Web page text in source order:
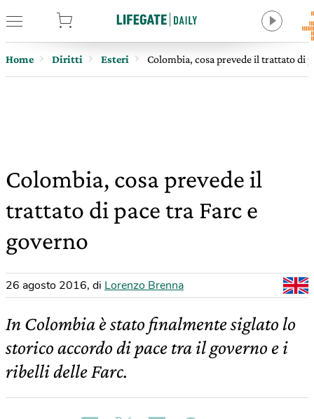
Home Diritti Esteri Colombia, cosa prevede il trattato di
Colombia, cosa prevede il
trattato di pace tra Farc e
governo
26 agosto 2016, di Lorenzo Brenna
In Colombia è stato finalmente siglato lo
storico accordo di pace tra il governo e i
ribelli delle Farc.